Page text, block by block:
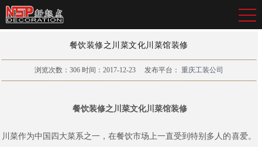
餐饮装修之川菜文化川菜馆装修
浏览次数： 306 时间：2017-12-23 发布平台： 重庆工装公司
餐饮装修之川菜文化川菜馆装修
川菜作为中国四大菜系之一，在餐饮市场上一直受到特别多人的喜爱。